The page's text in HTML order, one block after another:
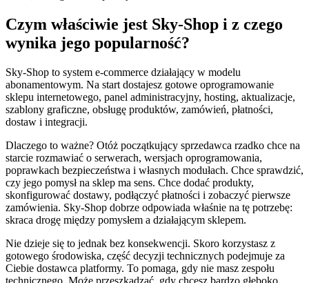
Czym właściwie jest Sky-Shop i z czego
wynika jego popularność?
Sky-Shop to system e-commerce działający w modelu
abonamentowym. Na start dostajesz gotowe oprogramowanie
sklepu internetowego, panel administracyjny, hosting, aktualizacje,
szablony graficzne, obsługę produktów, zamówień, płatności,
dostaw i integracji.
Dlaczego to ważne? Otóż początkujący sprzedawca rzadko chce na
starcie rozmawiać o serwerach, wersjach oprogramowania,
poprawkach bezpieczeństwa i własnych modułach. Chce sprawdzić,
czy jego pomysł na sklep ma sens. Chce dodać produkty,
skonfigurować dostawy, podłączyć płatności i zobaczyć pierwsze
zamówienia. Sky-Shop dobrze odpowiada właśnie na tę potrzebę:
skraca drogę między pomysłem a działającym sklepem.
Nie dzieje się to jednak bez konsekwencji. Skoro korzystasz z
gotowego środowiska, część decyzji technicznych podejmuje za
Ciebie dostawca platformy. To pomaga, gdy nie masz zespołu
technicznego. Może przeszkadzać, gdy chcesz bardzo głęboko